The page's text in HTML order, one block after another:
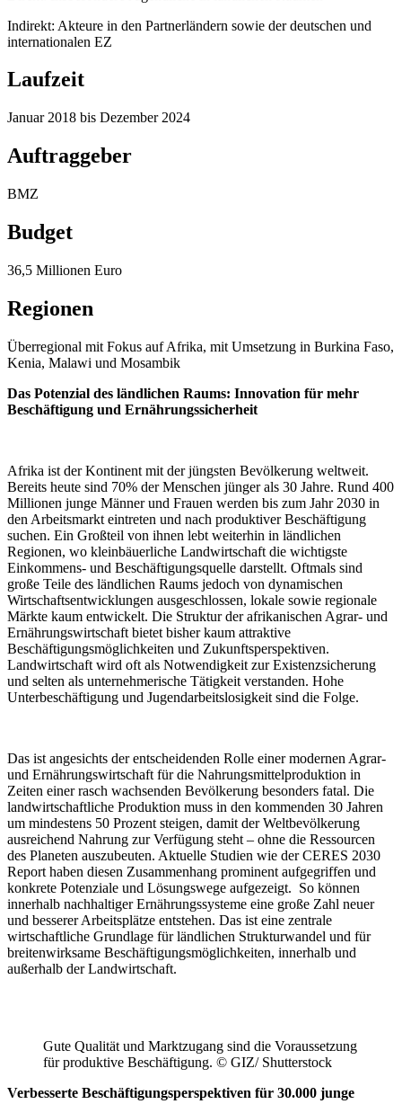
Indirekt: Akteure in den Partnerländern sowie der deutschen und
internationalen EZ
Laufzeit
Januar 2018 bis Dezember 2024
Auftraggeber
BMZ
Budget
36,5 Millionen Euro
Regionen
Überregional mit Fokus auf Afrika, mit Umsetzung in Burkina Faso,
Kenia, Malawi und Mosambik
Das Potenzial des ländlichen Raums: Innovation für mehr
Beschäftigung und Ernährungssicherheit
Afrika ist der Kontinent mit der jüngsten Bevölkerung weltweit.
Bereits heute sind 70% der Menschen jünger als 30 Jahre. Rund 400
Millionen junge Männer und Frauen werden bis zum Jahr 2030 in
den Arbeitsmarkt eintreten und nach produktiver Beschäftigung
suchen. Ein Großteil von ihnen lebt weiterhin in ländlichen
Regionen, wo kleinbäuerliche Landwirtschaft die wichtigste
Einkommens- und Beschäftigungsquelle darstellt. Oftmals sind
große Teile des ländlichen Raums jedoch von dynamischen
Wirtschaftsentwicklungen ausgeschlossen, lokale sowie regionale
Märkte kaum entwickelt. Die Struktur der afrikanischen Agrar- und
Ernährungswirtschaft bietet bisher kaum attraktive
Beschäftigungsmöglichkeiten und Zukunftsperspektiven.
Landwirtschaft wird oft als Notwendigkeit zur Existenzsicherung
und selten als unternehmerische Tätigkeit verstanden. Hohe
Unterbeschäftigung und Jugendarbeitslosigkeit sind die Folge.
Das ist angesichts der entscheidenden Rolle einer modernen Agrar-
und Ernährungswirtschaft für die Nahrungsmittelproduktion in
Zeiten einer rasch wachsenden Bevölkerung besonders fatal. Die
landwirtschaftliche Produktion muss in den kommenden 30 Jahren
um mindestens 50 Prozent steigen, damit der Weltbevölkerung
ausreichend Nahrung zur Verfügung steht – ohne die Ressourcen
des Planeten auszubeuten. Aktuelle Studien wie der CERES 2030
Report haben diesen Zusammenhang prominent aufgegriffen und
konkrete Potenziale und Lösungswege aufgezeigt. So können
innerhalb nachhaltiger Ernährungssysteme eine große Zahl neuer
und besserer Arbeitsplätze entstehen. Das ist eine zentrale
wirtschaftliche Grundlage für ländlichen Strukturwandel und für
breitenwirksame Beschäftigungsmöglichkeiten, innerhalb und
außerhalb der Landwirtschaft.
Gute Qualität und Marktzugang sind die Voraussetzung
für produktive Beschäftigung. © GIZ/ Shutterstock
Verbesserte Beschäftigungsperspektiven für 30.000 junge